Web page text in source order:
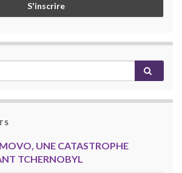
UNE CATASTROPHE
TCHERNOBYL